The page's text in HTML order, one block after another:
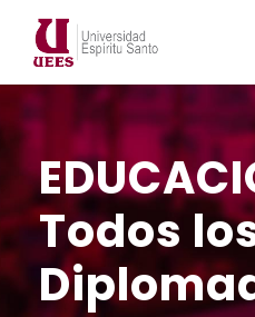
Todos